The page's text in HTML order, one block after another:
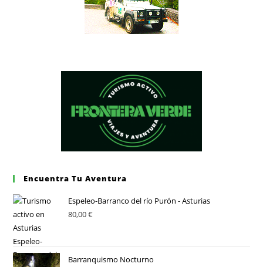
Encuentra Tu Aventura
Espeleo-Barranco del río Purón - Asturias
80,00€
Barranquismo Nocturno